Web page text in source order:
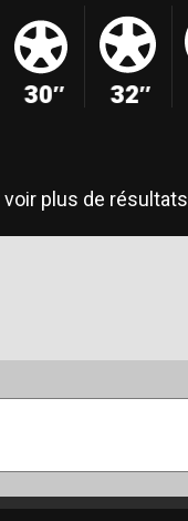
30″ 32″
plus de résultats